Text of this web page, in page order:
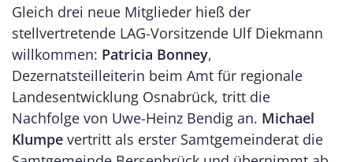
Gleich drei neue Mitglieder hieß der
stellvertretende LAG-Vorsitzende Ulf Diekmann
willkommen: Patricia Bonney,
Dezernatsteilleiterin beim Amt für regionale
Landesentwicklung Osnabrück, tritt die
Nachfolge von Uwe-Heinz Bendig an. Michael
Klumpe vertritt als erster Samtgemeinderat die